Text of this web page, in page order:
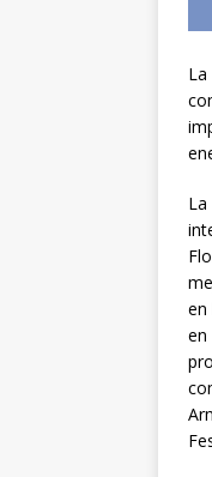
en